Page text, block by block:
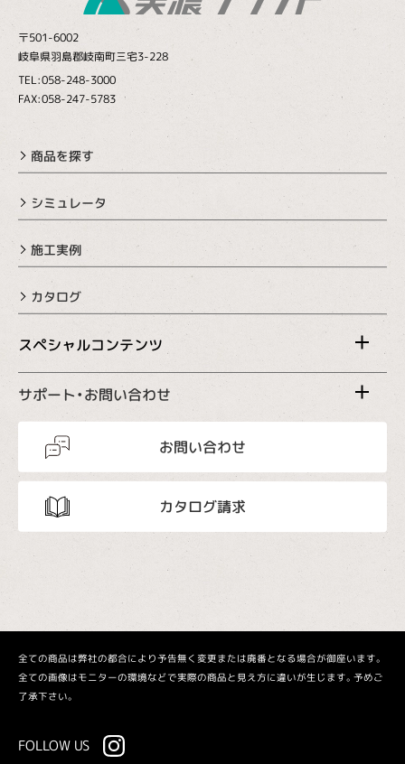
〒501-6002
岐阜県羽島郡岐南町三宅3-228
TEL:058-248-3000
FAX:058-247-5783
商品を探す
シミュレータ
施工実例
カタログ
スペシャルコンテンツ
サポート・お問い合わせ
お問い合わせ
カタログ請求
全ての商品は弊社の都合により予告無く変更または廃番となる場合が御座います。
全ての画像はモニターの環境などで実際の商品と見え方に違いが生じます。予めご
了承下さい。
FOLLOW US